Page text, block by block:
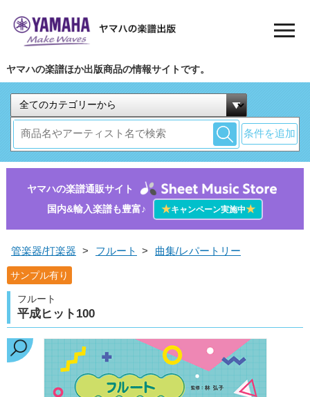
ヤマハの楽譜ほか出版商品の情報サイトです。
条件を追加
ヤマハの楽譜通販サイト
国内&輸入楽譜も豊富♪
★キャンペーン実施中★
管楽器/打楽器 > フルート > 曲集/レパートリー
サンプル有り
フルート
平成ヒット100